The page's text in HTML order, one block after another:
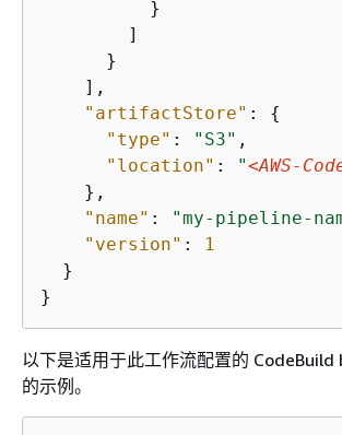
          }
        ]
      }
    ],
"artifactStore" : {
"type" : "S3" ,
"location" : "<AWS-
    },
"name" : "my-pipeline-
"version" :
1
  }
}
以下是适用于此工作流配置的
的示例。